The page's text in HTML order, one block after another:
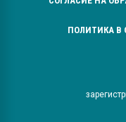
ПОЛИТИКА В